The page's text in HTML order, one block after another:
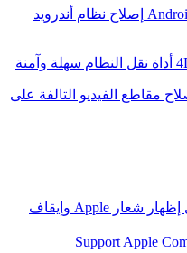
إصلاح نظام أندرويد
أداة نقل النظام سهلة وآمنة
مقاطع الفيديو التالفة على
يستمر جهاز iPhone في إظهار شعار Apple وإيقاف